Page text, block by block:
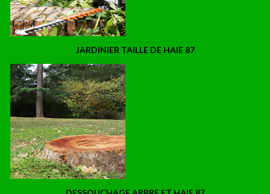
JARDINIER TAILLE DE HAIE 87